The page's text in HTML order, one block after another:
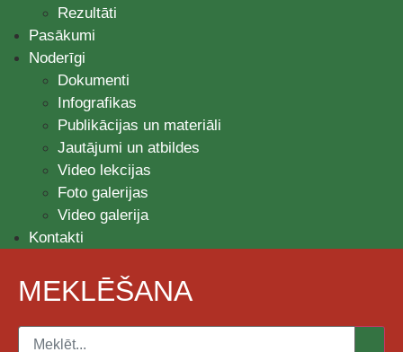
Rezultāti
Pasākumi
Noderīgi
Dokumenti
Infografikas
Publikācijas un materiāli
Jautājumi un atbildes
Video lekcijas
Foto galerijas
Video galerija
Kontakti
MEKLĒŠANA